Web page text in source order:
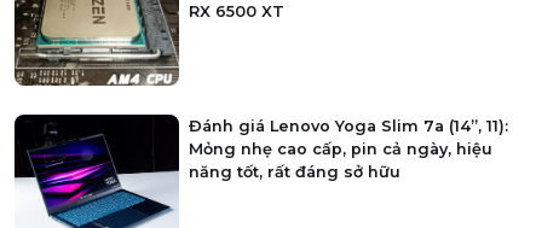
RX 6500 XT
Đánh giá Lenovo Yoga Slim 7a (14”, 11):
Mỏng nhẹ cao cấp, pin cả ngày, hiệu
năng tốt, rất đáng sở hữu